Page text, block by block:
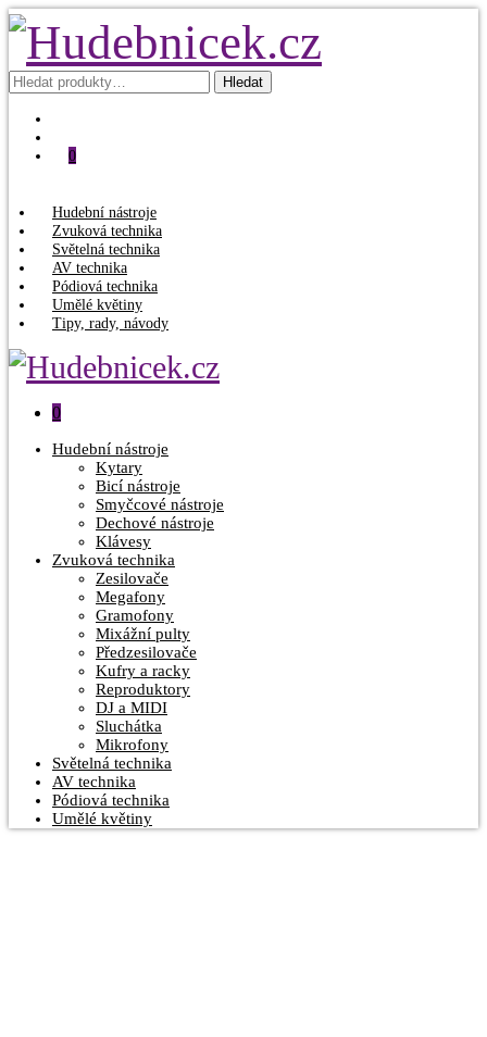
Hledat: Hledat
0
Hudební nástroje
Zvuková technika
Světelná technika
AV technika
Pódiová technika
Umělé květiny
Tipy, rady, návody
0
Hudební nástroje
Kytary
Bicí nástroje
Smyčcové nástroje
Dechové nástroje
Klávesy
Zvuková technika
Zesilovače
Megafony
Gramofony
Mixážní pulty
Předzesilovače
Kufry a racky
Reproduktory
DJ a MIDI
Sluchátka
Mikrofony
Světelná technika
AV technika
Pódiová technika
Umělé květiny